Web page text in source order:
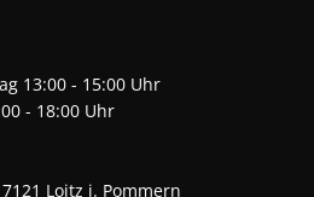
13:00 - 15:00 Uhr
- 18:00 Uhr
Loitz i. Pommern